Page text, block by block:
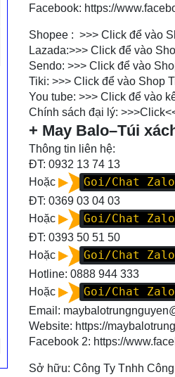
Facebook: https://
Shopee : >>> Click để vào
Lazada:>>> Click để vào
Sendo: >>> Click để vào
Tiki: >>> Click để vào Shop
You tube: >>> Click để vào
Chính sách đại lý: >>>Click
+ May Balo–Túi
Thông tin liên hệ:
ĐT: 0932 13 74 13
Hoặc
Goi/Chat
ĐT: 0369 03 04 03
Hoặc
Goi/Chat
ĐT: 0393 50 51 50
Hoặc
Goi/Chat
Hotline: 0888 944 333
Hoặc
Goi/Chat
Email:
Website: https://
Facebook 2: https://
Sở hữu: Công Ty Tnhh